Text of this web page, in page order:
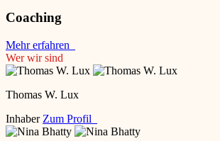
Coaching
Mehr erfahren
Wer wir sind
Thomas W. Lux
Inhaber Zum Profil